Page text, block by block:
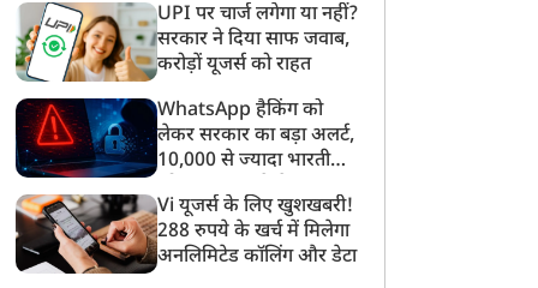
रांची में JPSC-JSSC आंदोलन
में मचा बवाल, AISA अध्यक्ष
नेहा बोरा पर युवक ने फेंकी
स्याही
PM मोदी से मिले राघव चड्ढा,
भेंट की गणेश जी की मूर्ति,
बोले- ये सुबह हमेशा याद
रहेगी!
UPI पर चार्ज लगेगा या नहीं?
सरकार ने दिया साफ जवाब,
करोड़ों यूजर्स को राहत
WhatsApp हैकिंग को
लेकर सरकार का बड़ा अलर्ट,
10,000 से ज्यादा भारतीयों
गया
Vi यूजर्स के लिए खुशखबरी!
288 रुपये के खर्च में मिलेगा
अनलिमिटेड कॉलिंग और डेटा